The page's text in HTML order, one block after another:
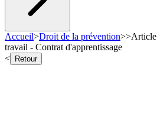
Accueil>Droit de la prévention>>
travail - Contrat d'apprentissage
<
Retour